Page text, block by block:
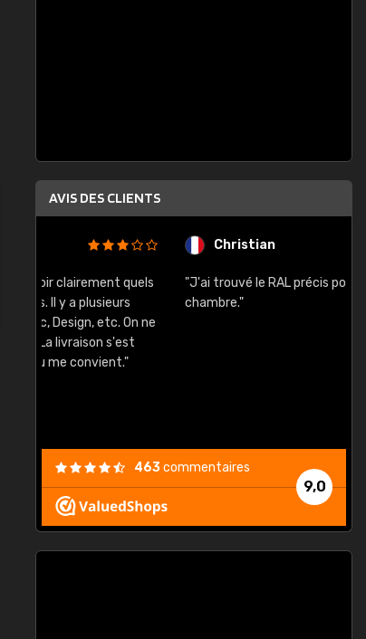
AVIS DES CLIENTS
Christian
"J'ai trouvé le RAL précis pour le ton de ma
chambre."
9,0
463commentaires